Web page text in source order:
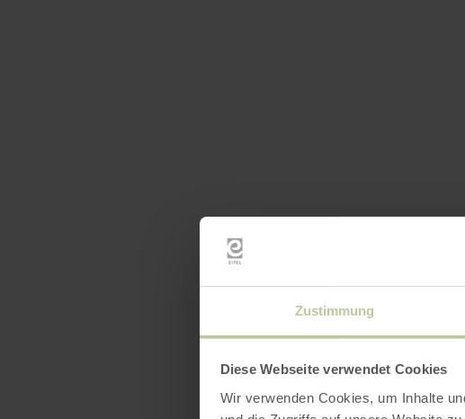
Zustimmung
Diese Webseite verwendet Cookies
Wir verwenden Cookies, um Inhalte